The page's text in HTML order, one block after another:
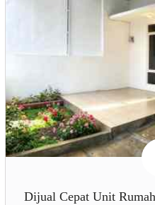
Dijual Cepat Unit